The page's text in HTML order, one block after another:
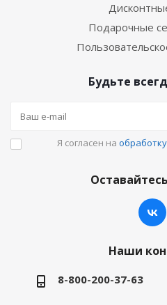
Подарочные
Будьте
Я согласен на
Наши
8-800-200-37-63